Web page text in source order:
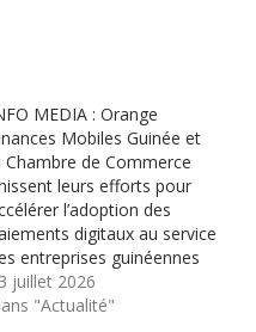
MEDIA : Orange
Mobiles Guinée et
Chambre de Commerce
leurs efforts pour
l’adoption des
digitaux au service
entreprises guinéennes
juillet 2026
"Actualité"